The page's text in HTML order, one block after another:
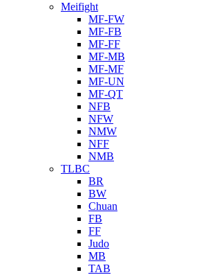
Meifight
MF-FW
MF-FB
MF-FF
MF-MB
MF-MF
MF-UN
MF-QT
NFB
NFW
NMW
NFF
NMB
TLBC
BR
BW
Chuan
FB
FF
Judo
MB
TAB